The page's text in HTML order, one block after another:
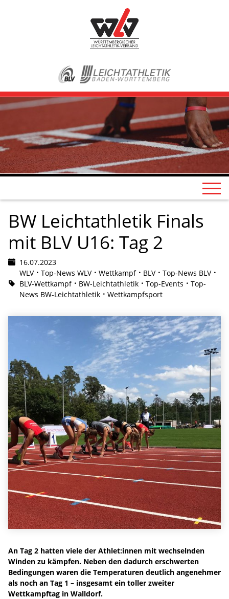
BW Leichtathletik Finals
mit BLV U16: Tag 2
16.07.2023
WLV
Top-News WLV Wettkampf BLV
Top-News BLV
BLV-Wettkampf
BW-Leichtathletik Top-Events
Top-
News BW-Leichtathletik
Wettkampfsport
An Tag 2 hatten viele der Athlet:innen mit wechselnden
Winden zu kämpfen. Neben den dadurch erschwerten
Bedingungen waren die Temperaturen deutlich angenehmer
als noch an Tag 1 – insgesamt ein toller zweiter
Wettkampftag in Walldorf.